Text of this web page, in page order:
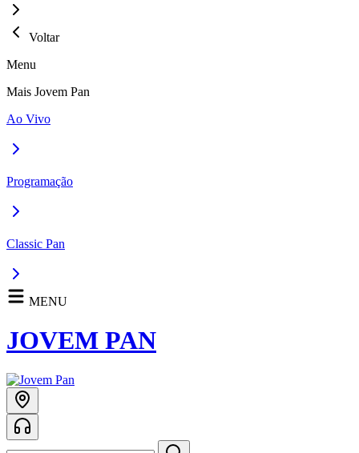
Voltar
Menu
Mais Jovem Pan
Ao Vivo
Programação
Classic Pan
MENU
JOVEM PAN